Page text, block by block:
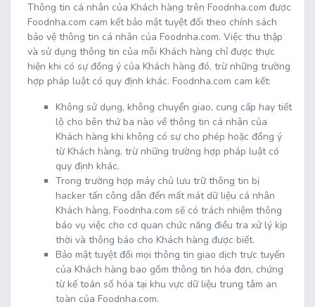
Thông tin cá nhân của Khách hàng trên Foodnha.com được
Foodnha.com cam kết bảo mật tuyệt đối theo chính sách
bảo vệ thông tin cá nhân của Foodnha.com. Việc thu thập
và sử dụng thông tin của mỗi Khách hàng chỉ được thực
hiện khi có sự đồng ý của Khách hàng đó, trừ những trường
hợp pháp luật có quy định khác. Foodnha.com cam kết:
Không sử dụng, không chuyển giao, cung cấp hay tiết
lộ cho bên thứ ba nào về thông tin cá nhân của
Khách hàng khi không có sự cho phép hoặc đồng ý
từ Khách hàng, trừ những trường hợp pháp luật có
quy định khác.
Trong trường hợp máy chủ lưu trữ thông tin bị
hacker tấn công dẫn đến mất mát dữ liệu cá nhân
Khách hàng, Foodnha.com sẽ có trách nhiệm thông
báo vụ việc cho cơ quan chức năng điều tra xử lý kịp
thời và thông báo cho Khách hàng được biết.
Bảo mật tuyệt đối mọi thông tin giao dịch trực tuyến
của Khách hàng bao gồm thông tin hóa đơn, chứng
từ kế toán số hóa tại khu vực dữ liệu trung tâm an
toàn của Foodnha.com.